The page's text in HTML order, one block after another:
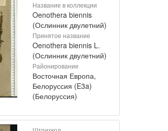
Название в коллекции
Oenothera biennis
(Ослинник двулетний)
Принятое название
Oenothera biennis L.
(Ослинник двулетний)
Районирование
Восточная Европа,
Белоруссия (E3a)
(Белоруссия)